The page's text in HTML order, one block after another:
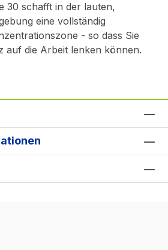
30 schafft in der lauten,
eine vollständig
- so dass Sie
auf die Arbeit lenken können.